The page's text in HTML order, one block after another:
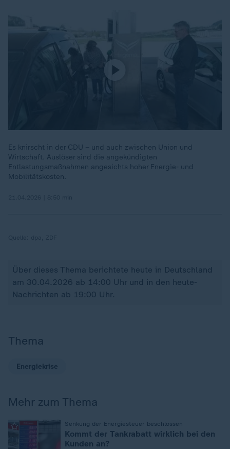
Es knirscht in der CDU – und auch zwischen Union und
Wirtschaft. Auslöser sind die angekündigten
Entlastungsmaßnahmen angesichts hoher Energie- und
Mobilitätskosten.
Über dieses Thema berichtete heute in Deutschland
am 30.04.2026 ab 14:00 Uhr und in den heute-
Nachrichten ab 19:00 Uhr.
Thema
Energiekrise
Mehr zum Thema
Senkung der Energiesteuer beschlossen
:
Kommt der Tankrabatt wirklich bei den
Kunden an?